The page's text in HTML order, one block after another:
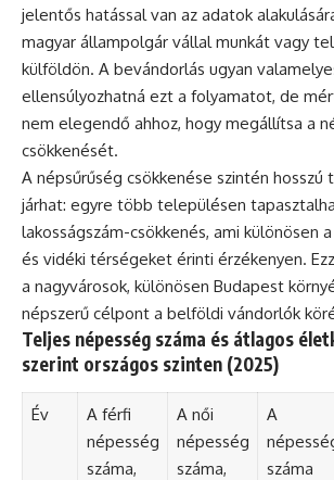
jelentős hatással van az adatok
magyar állampolgár vállal munkát vagy
külföldön. A bevándorlás ugyan
ellensúlyozhatná ezt a folyamatot, de
nem elegendő ahhoz, hogy megállítsa a
csökkenését.
A népsűrűség csökkenése szintén hosszú
járhat: egyre több településen
lakosságszám-csökkenés, ami különösen
és vidéki térségeket érinti érzékenyen.
a nagyvárosok, különösen Budapest
népszerű célpont a belföldi vándorlók
Teljes népesség száma és átlagos
szerint országos szinten (2025)
Év
A férfi
népesség
száma,
A női
népesség
száma,
A
száma